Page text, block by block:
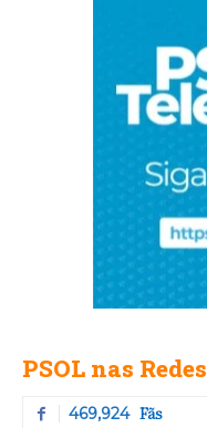
PSOL nas Redes
469,924 Fãs